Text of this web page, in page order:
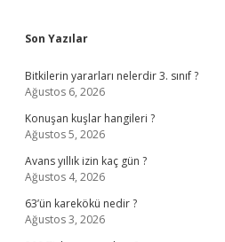
Sidebar
Son Yazılar
Bitkilerin yararları nelerdir 3. sınıf ?
Ağustos 6, 2026
Konuşan kuşlar hangileri ?
Ağustos 5, 2026
Avans yıllık izin kaç gün ?
Ağustos 4, 2026
63’ün karekökü nedir ?
Ağustos 3, 2026